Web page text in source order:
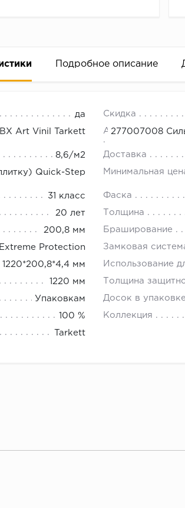
Подробное описание
да Скидка
Art Vinil Tarkett Артикул
277007008
8,6/м2 Доставка
Quick-Step Минимальная
31 класс Фаска
20 лет Толщина
200,8 мм Браширование
Extreme Protection Замковая
1220*200,8*4,4 мм Использование
1220 мм Толщина
Упаковкам Досок в упаковке
100 % Коллекция
Tarkett
в офисе.